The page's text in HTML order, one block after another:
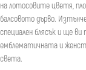
на лотосовите цветя,
балсовото дърво.
специален блясък и ще ви
емблематичната и
света.